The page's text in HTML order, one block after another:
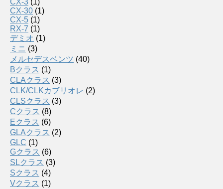
CX-3 (1)
CX-30 (1)
CX-5 (1)
RX-7 (1)
デミオ (1)
ミニ (3)
メルセデスベンツ (40)
Bクラス (1)
CLAクラス (3)
CLK/CLKカブリオレ (2)
CLSクラス (3)
Cクラス (8)
Eクラス (6)
GLAクラス (2)
GLC (1)
Gクラス (6)
SLクラス (3)
Sクラス (4)
Vクラス (1)